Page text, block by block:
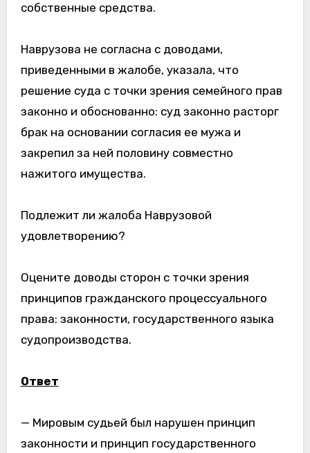
собственные средства.
Наврузова не согласна с доводами,
приведенными в жалобе, указала, что
решение суда с точки зрения семейного прав
законно и обоснованно: суд законно расторг
брак на основании согласия ее мужа и
закрепил за ней половину совместно
нажитого имущества.
Подлежит ли жалоба Наврузовой
удовлетворению?
Оцените доводы сторон с точки зрения
принципов гражданского процессуального
права: законности, государственного языка
судопроизводства.
Ответ
— Мировым судьей был нарушен принцип
законности и принцип государственного